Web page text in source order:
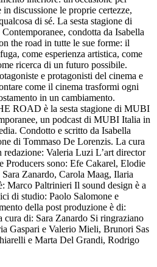
discussione le proprie certezze,
di sé. La sesta stagione di
condotta da Isabella
the road in tutte le sue forme: il
come esperienza artistica, come
ricerca di un futuro possibile.
e protagonisti del cinema e
come il cinema trasformi ogni
in un cambiamento.
ROAD è la sesta stagione di MUBI
un podcast di MUBI Italia in
Condotto e scritto da Isabella
di Tommaso De Lorenzis. La cura
Valeria Luzi L’art director
sono: Efe Cakarel, Elodie
Zanardo, Carola Maag, Ilaria
Marco Paltrinieri Il sound design è a
di studio: Paolo Salomone e
della post produzione è di:
cura di: Sara Zanardo Si ringraziano
Gaspari e Valerio Mieli, Brunori Sas
e Marta Del Grandi, Rodrigo